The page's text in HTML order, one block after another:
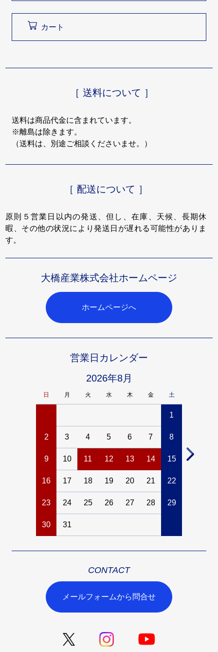
カート
［ 送料について ］
送料は商品代金に含まれています。
※離島は除きます。
（送料は、別途ご相談くださいませ。）
［ 配送について ］
原則５営業日以内の発送、但し、在庫、天候、長期休
暇、その他の状況により発送日が遅れる可能性がありま
す。
大橋産業株式会社ホームページ
ホームページへ
営業日カレンダー
2026年8月
日 月 火 水 木 金 土
1
2 3 4 5 6 7 8
9 10 11 12 13 14 15
16 17 18 19 20 21 22
23 24 25 26 27 28 29
30 31
13
CONTACT
メールフォームから問合せ